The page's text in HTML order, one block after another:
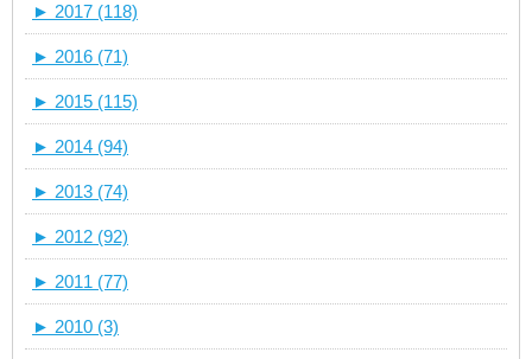
► 2017 (118)
► 2016 (71)
► 2015 (115)
► 2014 (94)
► 2013 (74)
► 2012 (92)
► 2011 (77)
► 2010 (3)